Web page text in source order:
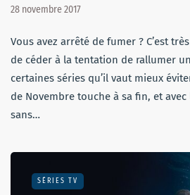
28 novembre 2017
Vous avez arrêté de fumer ? C’est
de céder à la tentation de rallumer
certaines séries qu’il vaut mieux
de Novembre touche à sa fin, et
sans…
SÉRIES TV